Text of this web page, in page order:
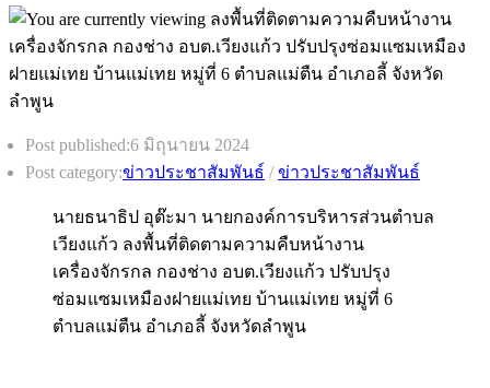
Post published:6 มิถุนายน 2024
Post category:ข่าวประชาสัมพันธ์ / ข่าวประชาสัมพันธ์
นายธนาธิป อุต๊ะมา นายกองค์การบริหารส่วนตำบล
เวียงแก้ว ลงพื้นที่ติดตามความคืบหน้างาน
เครื่องจักรกล กองช่าง อบต.เวียงแก้ว ปรับปรุง
ซ่อมแซมเหมืองฝายแม่เทย บ้านแม่เทย หมู่ที่ 6
ตำบลแม่ตืน อำเภอลี้ จังหวัดลำพูน